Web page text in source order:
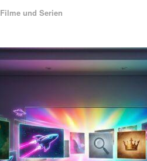
Filme und Serien